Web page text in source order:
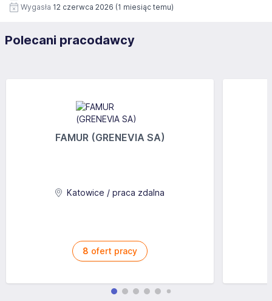
Wygasła 12 czerwca 2026 (1 miesiąc temu)
Polecani pracodawcy
FAMUR (GRENEVIA SA)
Katowice / praca zdalna
8 ofert pracy